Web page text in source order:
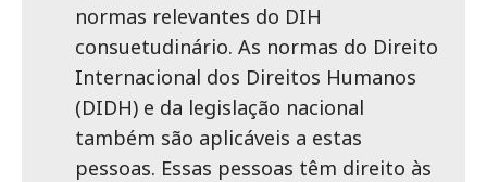
normas relevantes do DIH
consuetudinário. As normas do Direito
Internacional dos Direitos Humanos
(DIDH) e da legislação nacional
também são aplicáveis a estas
pessoas. Essas pessoas têm direito às